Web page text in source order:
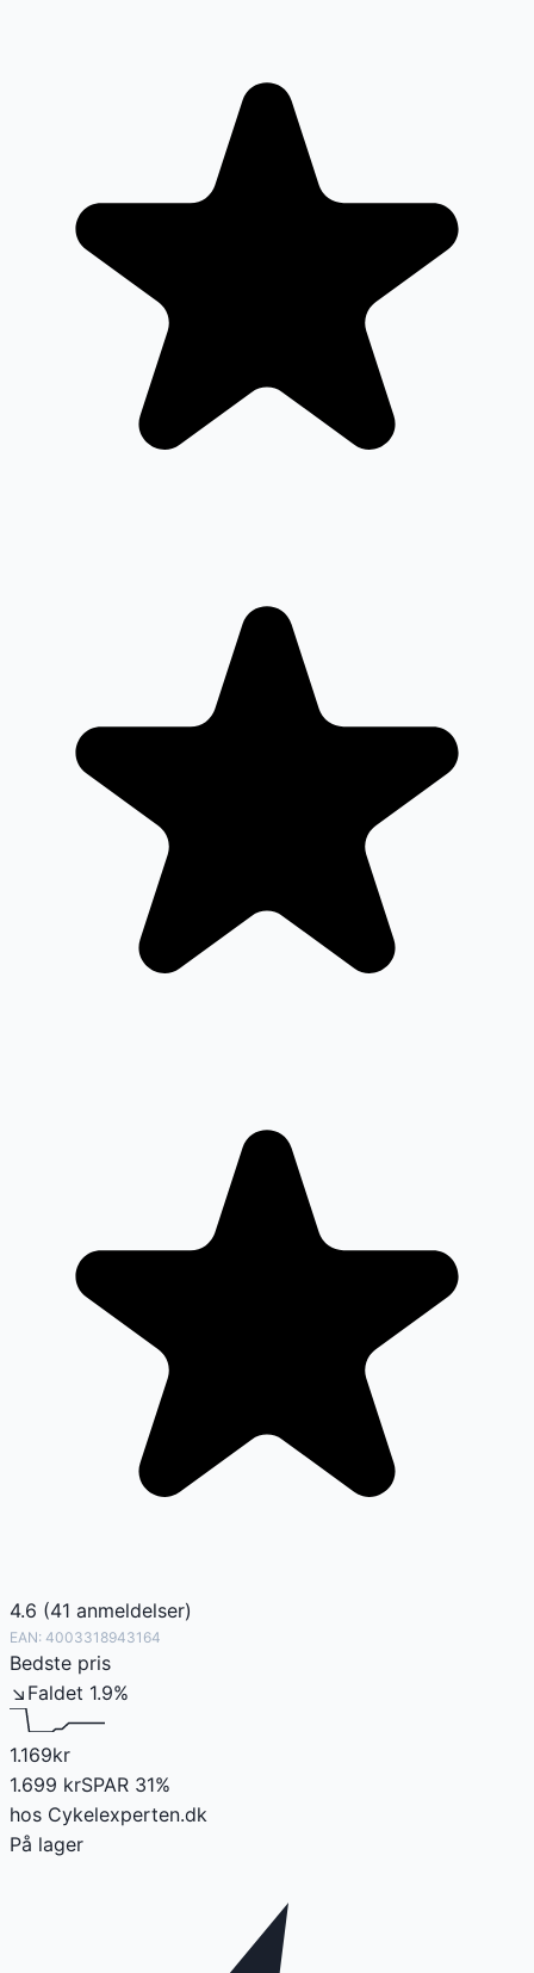
4.6 (41 anmeldelser)
EAN: 4003318943164
Bedste pris
↘ Faldet 1.9%
1.169kr
1.699 krSPAR 31%
hos Cykelexperten.dk
På lager